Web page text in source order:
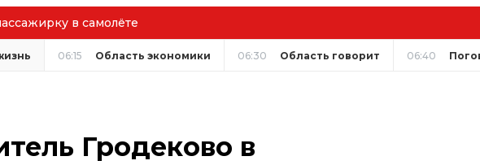
06:15 Область экономики 06:30 Область говорит 06:40
Гродеково в